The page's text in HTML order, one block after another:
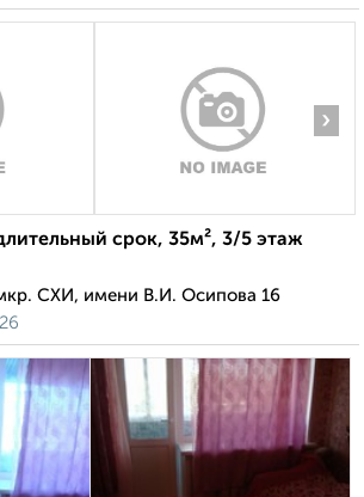
›
срок, 35м², 3/5 этаж
СХИ, имени В.И. Осипова 16